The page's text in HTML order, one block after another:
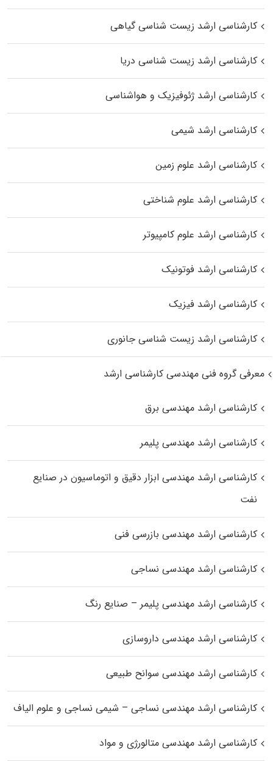
کارشناسی ارشد زیست‌ شناسی گیاهی
کارشناسی ارشد زیست‌ شناسی دریا
کارشناسی ارشد ژئوفیزیک و هواشناسی
کارشناسی ارشد شیمی
کارشناسی ارشد علوم زمین
کارشناسی ارشد علوم شناختی
کارشناسی ارشد علوم کامپیوتر
کارشناسی ارشد فوتونیک
کارشناسی ارشد فیزیک
کارشناسی ارشد زیست‌ شناسی جانوری
معرفی گروه فنی مهندسی کارشناسی ارشد
کارشناسی ارشد مهندسی برق
کارشناسی ارشد مهندسی پلیمر
کارشناسی ارشد مهندسی ابزار دقیق و اتوماسیون در صنایع
نفت
کارشناسی ارشد مهندسی بازرسی فنی
کارشناسی ارشد مهندسی نساجی
کارشناسی ارشد مهندسی پلیمر – صنایع رنگ
کارشناسی ارشد مهندسی داروسازی
کارشناسی ارشد مهندسی سوانح طبیعی
کارشناسی ارشد مهندسی نساجی – شیمی نساجی و علوم الیاف
کارشناسی ارشد مهندسی متالورژی و مواد